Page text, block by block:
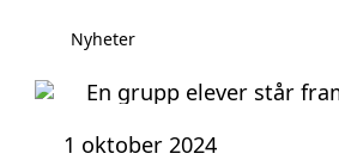
Nyheter
1 oktober 2024